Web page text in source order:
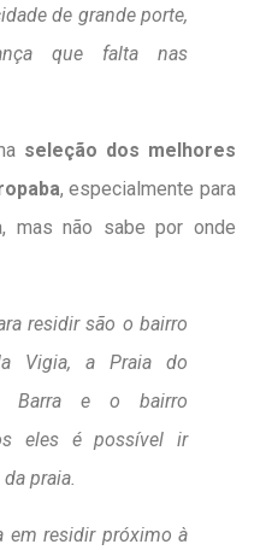
de grande porte,
que falta nas
seleção dos melhores
, especialmente para
mas não sabe por onde
residir são o bairro
Vigia, a Praia do
Barra e o bairro
eles é possível ir
praia.
em residir próximo à